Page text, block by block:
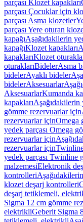
parçası Klozet kapakları
parçası Çocuklar için
parçası Asma klozetler
parçası Yere oturan
kapağıAşağıdakilerin
kapağıKlozet kapakları
kapaklarıKlozet
oturaklarıBidelerAsma
bidelerAyaklı bideler
bidelerAksesuarlar
AksesuarlarKumanda
kapaklarıAşağıdakilerin
gömme rezervuarlar için
rezervuarlar içinOmega
yedek parçası Omega
rezervuarlar için
rezervuarlar için
yedek parçası Twinline
malzemesiElektronik
kontrolleri
klozet deşarj kontrolleri
deşarj tetiklemeli,
Sigma 12 cm gömme
elektrikliGeberit Sigma